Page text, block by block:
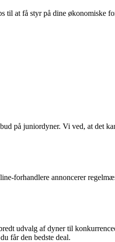
at få styr på dine økonomiske
på juniordyner. Vi ved, at det
forhandlere annoncerer
udvalg af dyner til
får den bedste deal.